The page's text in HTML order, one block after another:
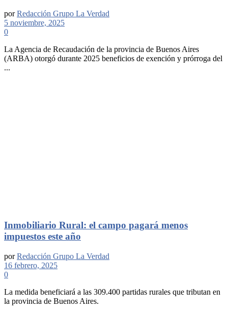
por Redacción Grupo La Verdad
5 noviembre, 2025
0
La Agencia de Recaudación de la provincia de Buenos Aires
(ARBA) otorgó durante 2025 beneficios de exención y prórroga del
...
Inmobiliario Rural: el campo pagará menos
impuestos este año
por Redacción Grupo La Verdad
16 febrero, 2025
0
La medida beneficiará a las 309.400 partidas rurales que tributan en
la provincia de Buenos Aires.